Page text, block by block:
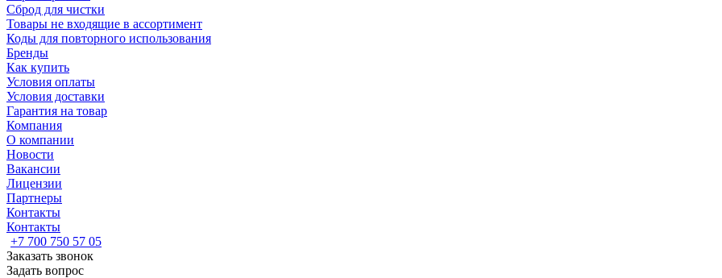
Сброд для чистки
Товары не входящие в ассортимент
Коды для повторного использования
Бренды
Как купить
Условия оплаты
Условия доставки
Гарантия на товар
Компания
О компании
Новости
Вакансии
Лицензии
Партнеры
Контакты
Контакты
+7 700 750 57 05
Заказать звонок
Задать вопрос